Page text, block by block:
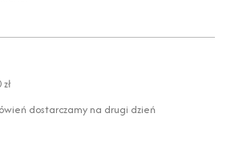
dostarczamy na drugi dzień